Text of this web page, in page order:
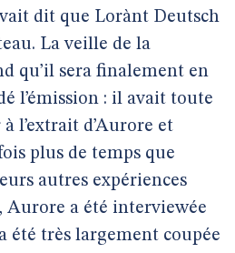
dit que Lorànt Deutsch
La veille de la
qu’il sera finalement en
l’émission : il avait toute
l’extrait d’Aurore et
plus de temps que
autres expériences
Aurore a été interviewée
été très largement coupée